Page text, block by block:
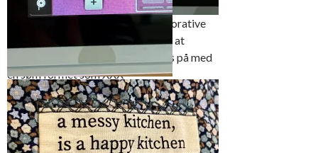
mye enklere å sy lommen på
Uffes begeistring over alle de dekorative
sømmene var stor. Han ville gjerne at
merkelappen på lommen skulle sys på med
en søm formet som XXX
Til sist fant vi den riktige sømmen